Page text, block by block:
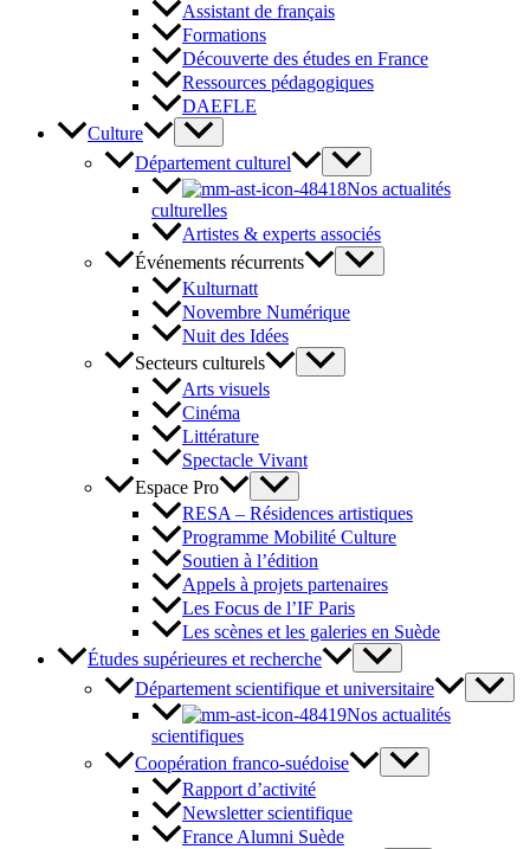
Assistant de français
Formations
Découverte des études en France
Ressources pédagogiques
DAEFLE
Culture
Département culturel
Nos actualités
culturelles
Artistes & experts associés
Événements récurrents
Kulturnatt
Novembre Numérique
Nuit des Idées
Secteurs culturels
Arts visuels
Cinéma
Littérature
Spectacle Vivant
Espace Pro
RESA – Résidences artistiques
Programme Mobilité Culture
Soutien à l’édition
Appels à projets partenaires
Les Focus de l’IF Paris
Les scènes et les galeries en Suède
Études supérieures et recherche
Département scientifique et universitaire
Nos actualités
scientifiques
Coopération franco-suédoise
Rapport d’activité
Newsletter scientifique
France Alumni Suède